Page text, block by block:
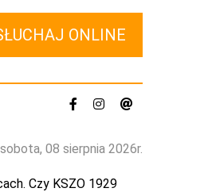
ONLINE
sobota, 08 sierpnia 2026r.
Czy KSZO 1929